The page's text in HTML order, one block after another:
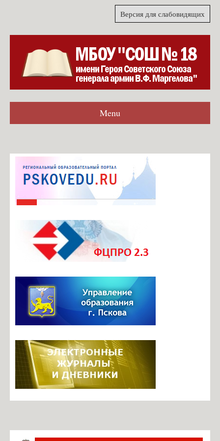
Версия для слабовидящих
Menu
Гостевая книга
Согласие на обработку персональных данных для формы
обратной связи
Документы ОО
Телефоны доверия
Безопасный маршрут в школу
Центр профориентационного и карьерного сопровождения
Итоговая аттестация
Инновационная деятельность
Инновационные площадки школы
Фотогалерея
Видеоархив
Задать вопрос по работе ЭЖ
Информация о ЕГИССО
Павлова О.В., завуч по УВР